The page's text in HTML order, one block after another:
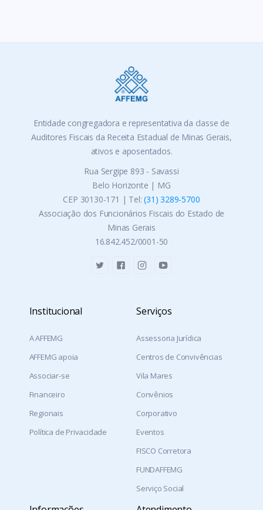
Entidade congregadora e representativa da classe de
Auditores Fiscais da Receita Estadual de Minas Gerais,
ativos e aposentados.
Rua Sergipe 893 - Savassi
Belo Horizonte | MG
CEP 30130-171 | Tel:(31) 3289-5700
Associação dos Funcionários Fiscais do Estado de
Minas Gerais
16.842.452/0001-50
Institucional
A AFFEMG
AFFEMG apoia
Associar-se
Financeiro
Regionais
Política de Privacidade
Serviços
Assessoria Jurídica
Centros de Convivências
Vila Mares
Convênios
Corporativo
Eventos
FISCO Corretora
FUNDAFFEMG
Serviço Social